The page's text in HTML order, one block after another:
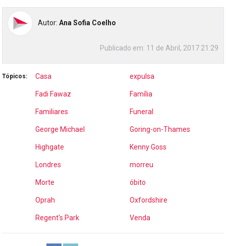
Autor:Ana Sofia Coelho
Publicado em: 11 de Abril, 2017 21:29
Tópicos: Casa expulsa
Fadi Fawaz Família
Familiares Funeral
George Michael Goring-on-Thames
Highgate Kenny Goss
Londres morreu
Morte óbito
Oprah Oxfordshire
Regent's Park Venda